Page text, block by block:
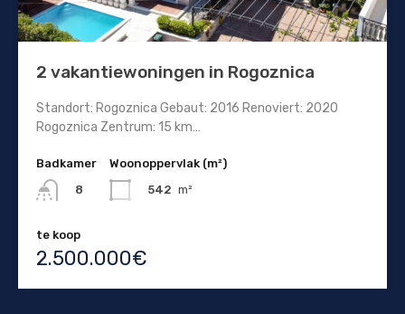
2 vakantiewoningen in Rogoznica
Standort: Rogoznica Gebaut: 2016 Renoviert: 2020
Rogoznica Zentrum: 15 km…
Badkamer
8
Woonoppervlak (m²)
542 m²
te koop
2.500.000€